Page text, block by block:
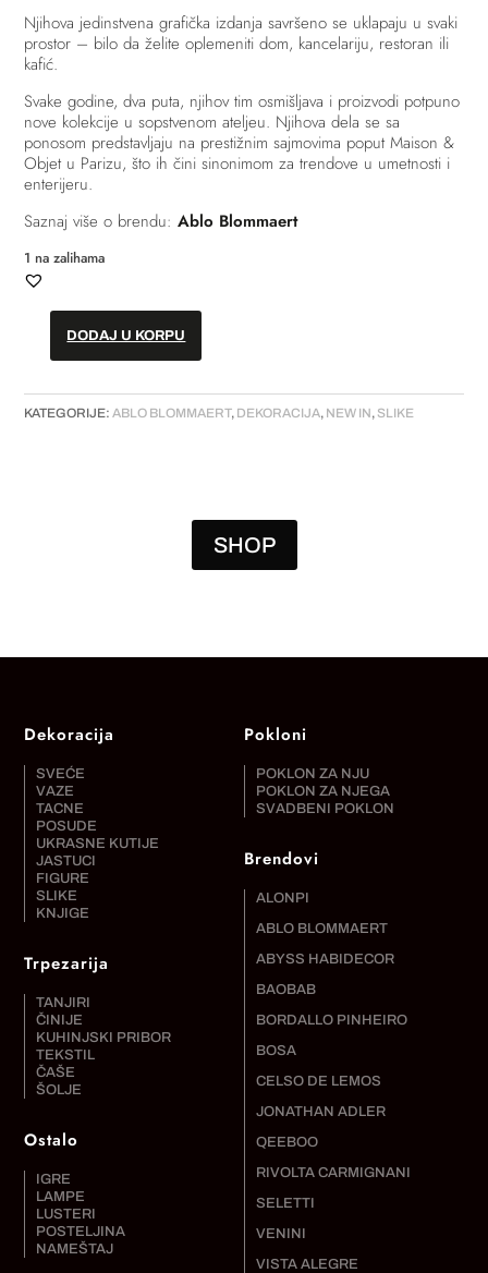
Njihova jedinstvena grafička izdanja savršeno se uklapaju u svaki
prostor – bilo da želite oplemeniti dom, kancelariju, restoran ili
kafić.
Svake godine, dva puta, njihov tim osmišljava i proizvodi potpuno
nove kolekcije u sopstvenom ateljeu. Njihova dela se sa
ponosom predstavljaju na prestižnim sajmovima poput Maison &
Objet u Parizu, što ih čini sinonimom za trendove u umetnosti i
enterijeru.
Saznaj više o brendu:Ablo Blommaert
1 na zalihama
“Another
day
DODAJ U KORPU
KATEGORIJE:ABLO BLOMMAERT, DEKORACIJA, NEW IN, SLIKE
SHOP
Dekoracija
SVEĆE
VAZE
TACNE
POSUDE
UKRASNE KUTIJE
JASTUCI
FIGURE
SLIKE
KNJIGE
Trpezarija
TANJIRI
ČINIJE
KUHINJSKI PRIBOR
TEKSTIL
ČAŠE
ŠOLJE
Ostalo
IGRE
LAMPE
LUSTERI
POSTELJINA
NAMEŠTAJ
Pokloni
POKLON ZA NJU
POKLON ZA NJEGA
SVADBENI POKLON
Brendovi
ALONPI
ABLO BLOMMAERT
ABYSS HABIDECOR
BAOBAB
BORDALLO PINHEIRO
BOSA
CELSO DE LEMOS
JONATHAN ADLER
QEEBOO
RIVOLTA CARMIGNANI
SELETTI
VENINI
VISTA ALEGRE